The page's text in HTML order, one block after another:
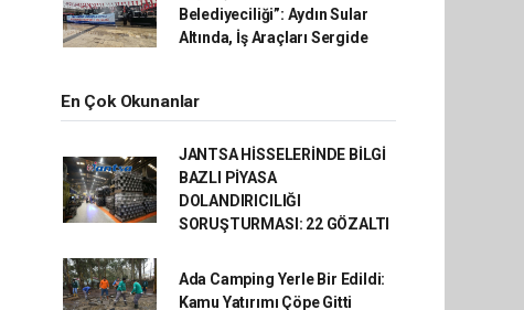
Belediyeciliği”: Aydın Sular
Altında, İş Araçları Sergide
En Çok Okunanlar
JANTSA HİSSELERİNDE BİLGİ
BAZLI PİYASA
DOLANDIRICILIĞI
SORUŞTURMASI: 22 GÖZALTI
Ada Camping Yerle Bir Edildi:
Kamu Yatırımı Çöpe Gitti